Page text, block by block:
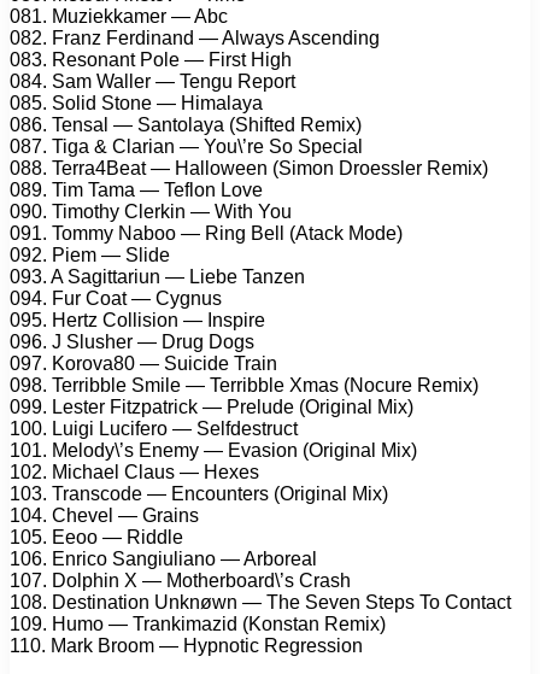
081. Muziekkamer — Abc
082. Franz Ferdinand — Always Ascending
083. Resonant Pole — First High
084. Sam Waller — Tengu Report
085. Solid Stone — Himalaya
086. Tensal — Santolaya (Shifted Remix)
087. Tiga & Clarian — You\’re So Special
088. Terra4Beat — Halloween (Simon Droessler Remix)
089. Tim Tama — Teflon Love
090. Timothy Clerkin — With You
091. Tommy Naboo — Ring Bell (Atack Mode)
092. Piem — Slide
093. A Sagittariun — Liebe Tanzen
094. Fur Coat — Cygnus
095. Hertz Collision — Inspire
096. J Slusher — Drug Dogs
097. Korova80 — Suicide Train
098. Terribble Smile — Terribble Xmas (Nocure Remix)
099. Lester Fitzpatrick — Prelude (Original Mix)
100. Luigi Lucifero — Selfdestruct
101. Melody\’s Enemy — Evasion (Original Mix)
102. Michael Claus — Hexes
103. Transcode — Encounters (Original Mix)
104. Chevel — Grains
105. Eeoo — Riddle
106. Enrico Sangiuliano — Arboreal
107. Dolphin X — Motherboard\’s Crash
108. Destination Unknøwn — The Seven Steps To Contact
109. Humo — Trankimazid (Konstan Remix)
110. Mark Broom — Hypnotic Regression